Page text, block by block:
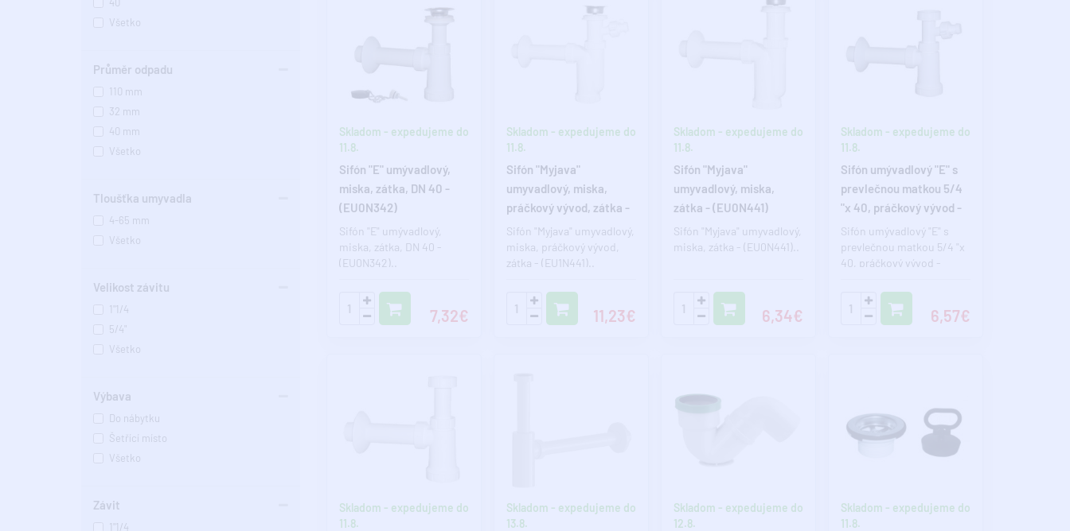
40
Všetko
Průměr odpadu
110 mm
32 mm
40 mm
Všetko
Tloušťka umyvadla
4-65 mm
Všetko
Velikost závitu
1"1/4
5/4"
Všetko
Výbava
Do nábytku
Šetřící místo
Všetko
Závit
1"1/4
Skladom - expedujeme do
11.8.
Sifón "E" umývadlový,
miska, zátka, DN 40 -
(EU0N342)
Sifón "E" umývadlový,
miska, zátka, DN 40 -
(EU0N342)..
7,32€
Skladom - expedujeme do
11.8.
Sifón "Myjava"
umyvadlový, miska,
práčkový vývod, zátka -
(EU1N441)
Sifón "Myjava" umyvadlový,
miska, práčkový vývod,
zátka - (EU1N441)..
11,23€
Skladom - expedujeme do
11.8.
Sifón "Myjava"
umyvadlový, miska,
zátka - (EU0N441)
Sifón "Myjava" umyvadlový,
miska, zátka - (EU0N441)..
6,34€
Skladom - expedujeme do
11.8.
Sifón umývadlový "E" s
prevlečnou matkou 5/4
"x 40, práčkový vývod -
(EM15340)
Sifón umývadlový "E" s
prevlečnou matkou 5/4 "x
40, práčkový vývod -
6,57€
Skladom - expedujeme do
11.8.
Skladom - expedujeme do
13.8.
Skladom - expedujeme do
12.8.
Skladom - expedujeme do
11.8.